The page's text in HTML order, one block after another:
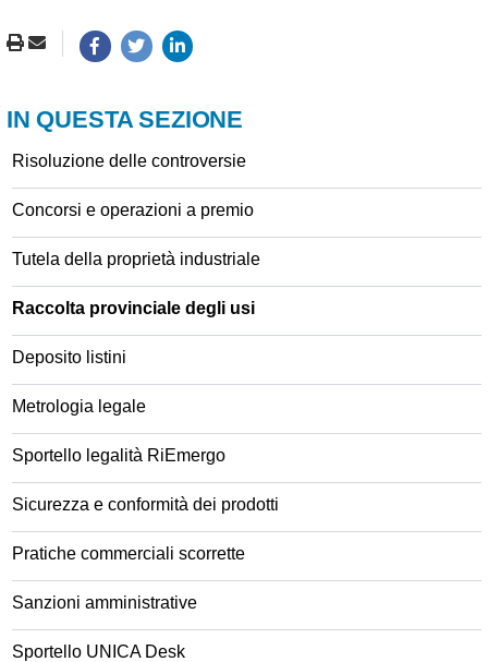
IN QUESTA SEZIONE
Risoluzione delle controversie
Concorsi e operazioni a premio
Tutela della proprietà industriale
Raccolta provinciale degli usi
Deposito listini
Metrologia legale
Sportello legalità RiEmergo
Sicurezza e conformità dei prodotti
Pratiche commerciali scorrette
Sanzioni amministrative
Sportello UNICA Desk